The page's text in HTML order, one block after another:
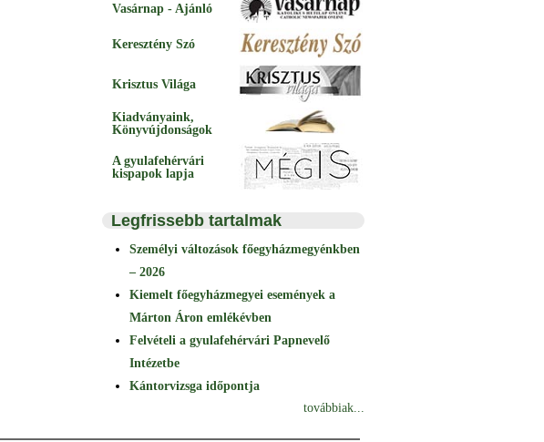
Vasárnap - Ajánló
Keresztény Szó
Krisztus Világa
Kiadványaink,
Könyvújdonságok
A gyulafehérvári
kispapok lapja
Legfrissebb tartalmak
Személyi változások főegyházmegyénkben
– 2026
Kiemelt főegyházmegyei események a
Márton Áron emlékévben
Felvételi a gyulafehérvári Papnevelő
Intézetbe
Kántorvizsga időpontja
továbbiak...